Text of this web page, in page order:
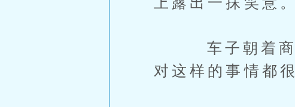
车子朝着商场
对这样的事情都